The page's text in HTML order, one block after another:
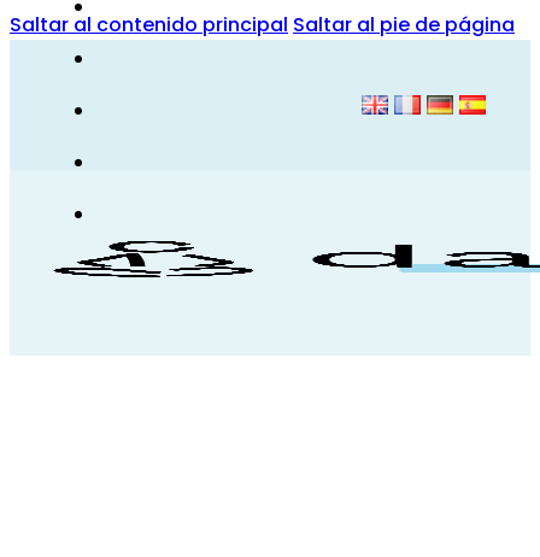
Saltar al contenido principal Saltar al pie de página